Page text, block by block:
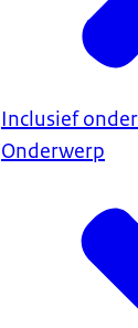
Inclusief
Onderwerp